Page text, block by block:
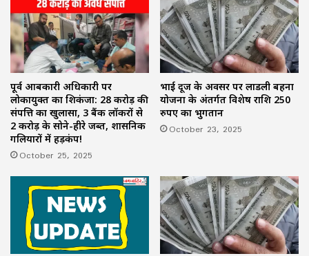
पूर्व आबकारी अधिकारी पर
लोकायुक्त का शिकंजा: 28 करोड़ की
संपत्ति का खुलासा, 3 बैंक लॉकरों से
2 करोड़ के सोने-हीरे जब्त, प्रशासनिक
गलियारों में हड़कंप!
October 25, 2025
भाई दूज के अवसर पर लाडली बहना
योजना के अंतर्गत विशेष राशि 250
रुपए का भुगतान
October 23, 2025